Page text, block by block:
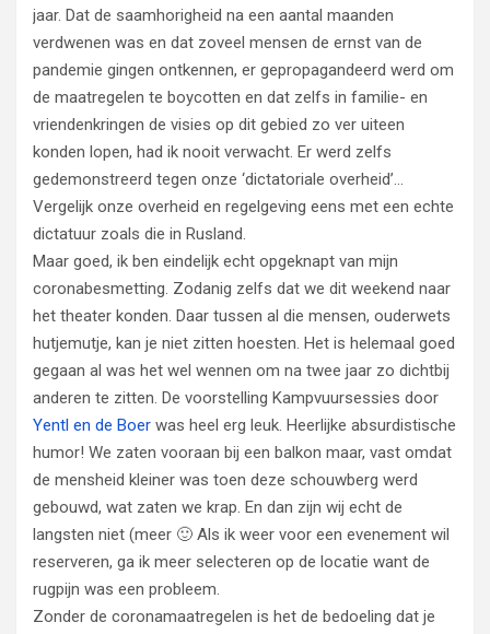
jaar. Dat de saamhorigheid na een aantal maanden
verdwenen was en dat zoveel mensen de ernst van de
pandemie gingen ontkennen, er gepropagandeerd werd om
de maatregelen te boycotten en dat zelfs in familie- en
vriendenkringen de visies op dit gebied zo ver uiteen
konden lopen, had ik nooit verwacht. Er werd zelfs
gedemonstreerd tegen onze ‘dictatoriale overheid’…
Vergelijk onze overheid en regelgeving eens met een echte
dictatuur zoals die in Rusland.
Maar goed, ik ben eindelijk echt opgeknapt van mijn
coronabesmetting. Zodanig zelfs dat we dit weekend naar
het theater konden. Daar tussen al die mensen, ouderwets
hutjemutje, kan je niet zitten hoesten. Het is helemaal goed
gegaan al was het wel wennen om na twee jaar zo dichtbij
anderen te zitten. De voorstelling Kampvuursessies door
Yentl en de Boer was heel erg leuk. Heerlijke absurdistische
humor! We zaten vooraan bij een balkon maar, vast omdat
de mensheid kleiner was toen deze schouwberg werd
gebouwd, wat zaten we krap. En dan zijn wij echt de
langsten niet (meer 🙂 Als ik weer voor een evenement wil
reserveren, ga ik meer selecteren op de locatie want de
rugpijn was een probleem.
Zonder de coronamaatregelen is het de bedoeling dat je